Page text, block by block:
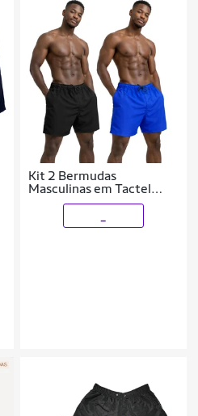
Kit 2 Bermudas
Masculinas em Tactel
Casuais com Bolsos e